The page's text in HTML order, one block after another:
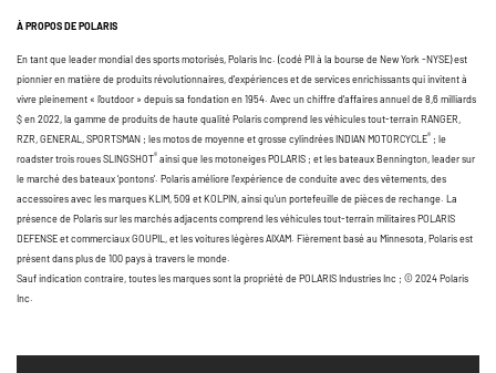
À PROPOS DE POLARIS
En tant que leader mondial des sports motorisés, Polaris Inc. (codé PII à la bourse de New York -NYSE) est
pionnier en matière de produits révolutionnaires, d'expériences et de services enrichissants qui invitent à
vivre pleinement « l’outdoor » depuis sa fondation en 1954. Avec un chiffre d’affaires annuel de 8,6 milliards
$ en 2022, la gamme de produits de haute qualité Polaris comprend les véhicules tout-terrain RANGER,
RZR, GENERAL, SPORTSMAN ; les motos de moyenne et grosse cylindrées INDIAN MOTORCYCLE® ; le
roadster trois roues SLINGSHOT® ainsi que les motoneiges POLARIS ; et les bateaux Bennington, leader sur
le marché des bateaux ‘pontons’. Polaris améliore l'expérience de conduite avec des vêtements, des
accessoires avec les marques KLIM, 509 et KOLPIN, ainsi qu'un portefeuille de pièces de rechange. La
présence de Polaris sur les marchés adjacents comprend les véhicules tout-terrain militaires POLARIS
DEFENSE et commerciaux GOUPIL, et les voitures légères AIXAM. Fièrement basé au Minnesota, Polaris est
présent dans plus de 100 pays à travers le monde.
Sauf indication contraire, toutes les marques sont la propriété de POLARIS Industries Inc ; © 2024 Polaris
Inc.